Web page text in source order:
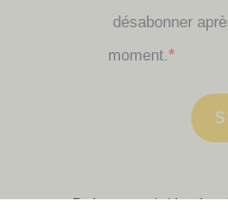
désabonner
moment.
Retrouvez ici